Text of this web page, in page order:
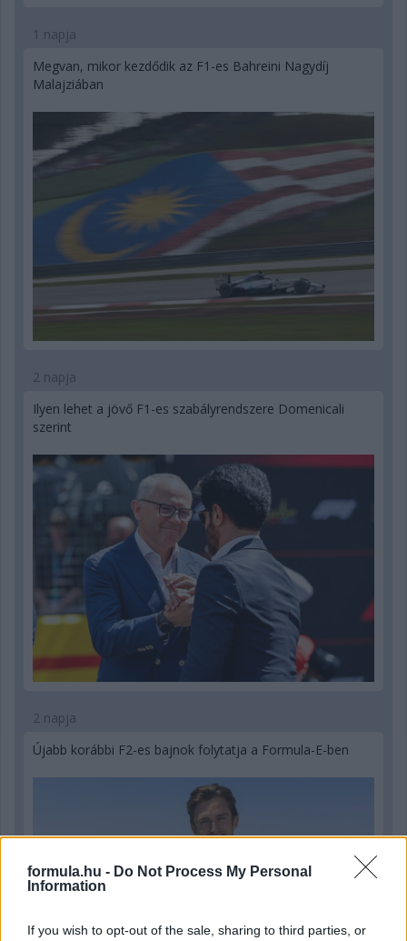
formula.hu - Do Not Process My Personal
Information
If you wish to opt-out of the sale, sharing to third parties, or
1 napja
Megvan, mikor kezdődik az F1-es Bahreini Nagydíj
Malajziában
2 napja
Ilyen lehet a jövő F1-es szabályrendszere Domenicali
szerint
2 napja
Újabb korábbi F2-es bajnok folytatja a Formula-E-ben